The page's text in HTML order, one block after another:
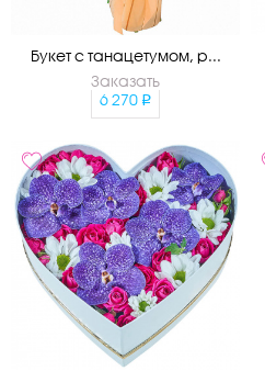
Букет с танацетумом, р...
Заказать
6 270